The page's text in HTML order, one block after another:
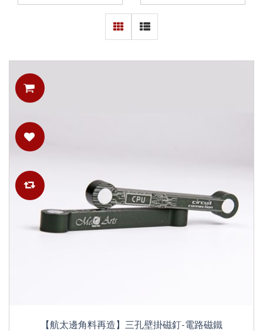
【航太邊角料再造】三孔壁掛磁釘-電路磁鐵